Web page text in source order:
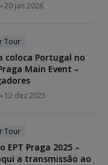
20 jan 2026
Tour
coloca Portugal no
Main Event –
12 dez 2025
Tour
EPT Praga 2025 –
a transmissão ao